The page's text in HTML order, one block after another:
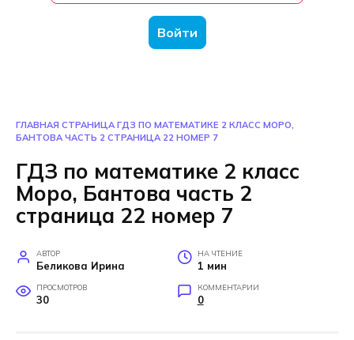
Войти
ГЛАВНАЯ СТРАНИЦА ГДЗ ПО МАТЕМАТИКЕ 2 КЛАСС МОРО,
БАНТОВА ЧАСТЬ 2 СТРАНИЦА 22 НОМЕР 7
ГДЗ по математике 2 класс
Моро, Бантова часть 2
страница 22 номер 7
АВТОР
Беликова Ирина
НА ЧТЕНИЕ
1 мин
ПРОСМОТРОВ
30
КОММЕНТАРИИ
0